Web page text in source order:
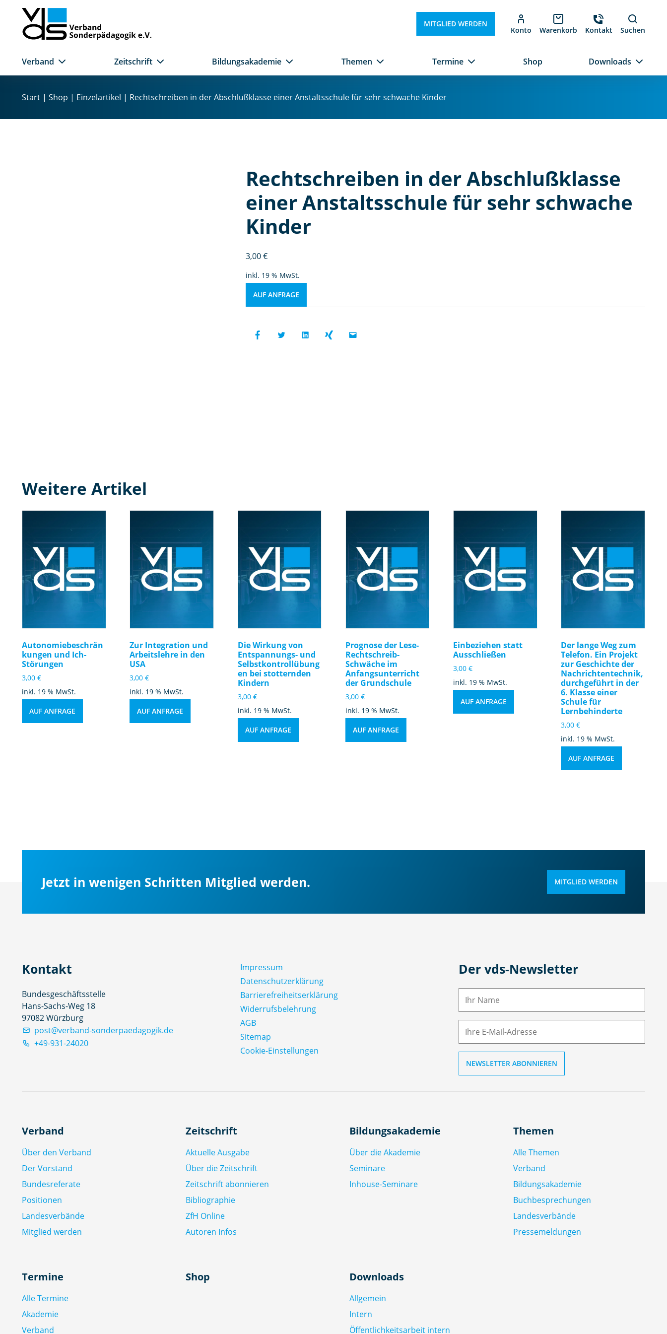
I
MITGLIED WERDEN
Konto Warenkorb Kontakt Suchen
Verband Zeitschrift Bildungsakademie Themen Termine Shop Downloads
Start | Shop | Einzelartikel | Rechtschreiben in der Abschlußklasse einer Anstaltsschule für sehr schwache Kinder
Rechtschreiben in der Abschlußklasse
einer Anstaltsschule für sehr schwache
Kinder
3,00€
inkl. 19 % MwSt.
AUF ANFRAGE
Weitere Artikel
Autonomiebeschrän
kungen und Ich-
Störungen
3,00 €
inkl. 19 % MwSt.
AUF ANFRAGE
Zur Integration und
Arbeitslehre in den
USA
3,00€
inkl. 19 % MwSt.
AUF ANFRAGE
Die Wirkung von
Entspannungs- und
Selbstkontrollübung
en bei stotternden
Kindern
3,00 €
inkl. 19 % MwSt.
AUF ANFRAGE
Prognose der Lese-
Rechtschreib-
Schwäche im
Anfangsunterricht
der Grundschule
3,00 €
inkl. 19 % MwSt.
AUF ANFRAGE
Einbeziehen statt
Ausschließen
3,00€
inkl. 19 % MwSt.
AUF ANFRAGE
Der lange Weg zum
Telefon. Ein Projekt
zur Geschichte der
Nachrichtentechnik,
durchgeführt in der
6. Klasse einer
Schule für
Lernbehinderte
3,00€
inkl. 19 % MwSt.
AUF ANFRAGE
Jetzt in wenigen Schritten Mitglied werden. MITGLIED WERDEN
Kontakt
Bundesgeschäftsstelle
Hans-Sachs-Weg 18
97082 Würzburg
post@verband-sonderpaedagogik.de
+49-931-24020
Impressum
Datenschutz­erklärung
Barrierefreiheitserklärung
Widerrufsbelehrung
AGB
Sitemap
Cookie-Einstellungen
Der vds-Newsletter
N
M
Verband
Über den Verband
Der Vorstand
Bundesreferate
Positionen
Landesverbände
Mitglied werden
Zeitschrift
Aktuelle Ausgabe
Über die Zeitschrift
Zeitschrift abonnieren
Bibliographie
ZfH Online
Autoren Infos
Bildungsakademie
Über die Akademie
Seminare
Inhouse-Seminare
Themen
Alle Themen
Verband
Bildungsakademie
Buchbesprechungen
Landesverbände
Pressemeldungen
Termine
Alle Termine
Akademie
Verband
Shop Downloads
Allgemein
Intern
Öffentlichkeitsarbeit intern